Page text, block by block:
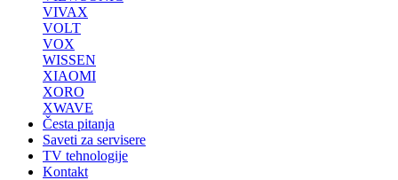
VIVAX
VOLT
VOX
WISSEN
XIAOMI
XORO
XWAVE
Česta pitanja
Saveti za servisere
TV tehnologije
Kontakt